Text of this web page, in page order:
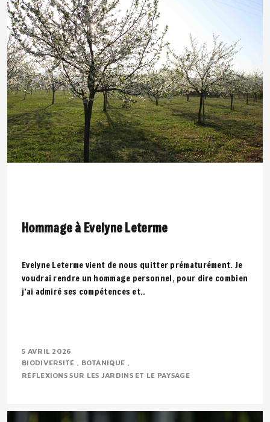
Hommage à Evelyne Leterme
Evelyne Leterme vient de nous quitter prématurément. Je
voudrai rendre un hommage personnel, pour dire combien
j’ai admiré ses compétences et..
5 AVRIL 2026
BIODIVERSITÉ
BOTANIQUE
RÉFLEXIONS SUR LES JARDINS ET LE PAYSAGE